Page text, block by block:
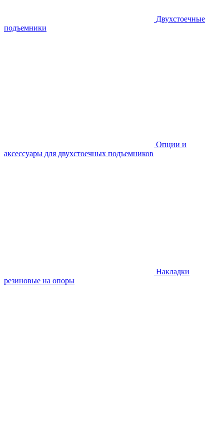
Двухстоечные
подъемники
Опции и
аксессуары для двухстоечных подъемников
Накладки
резиновые на опоры